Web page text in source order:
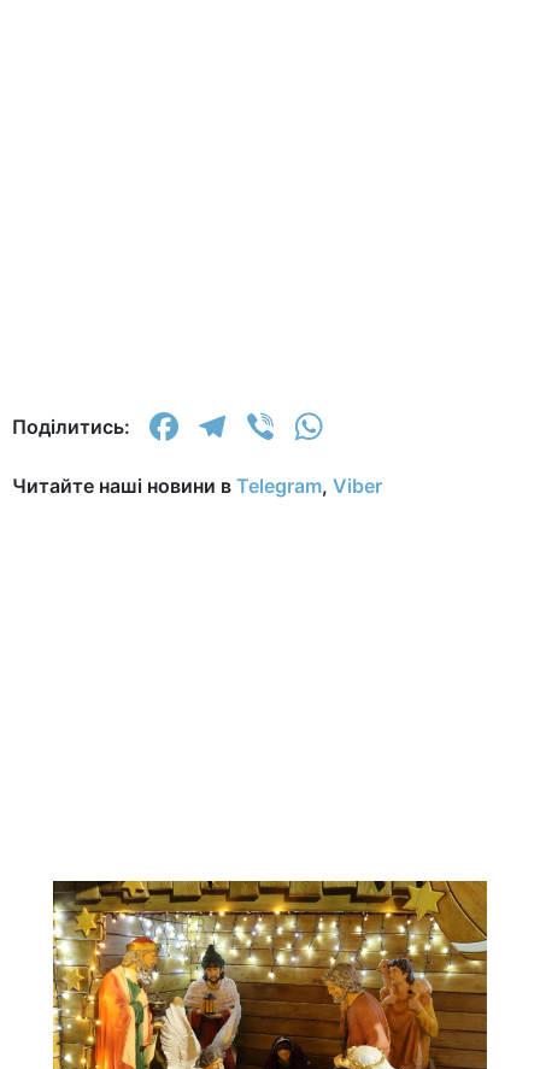
Поділитись: Facebook
Telegram
Viber
Читайте наші новини в Telegram, Viber